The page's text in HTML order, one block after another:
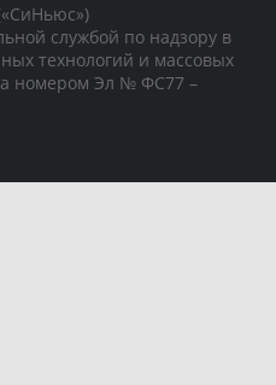
службой по надзору в
технологий и массовых
номером Эл № ФС77 –